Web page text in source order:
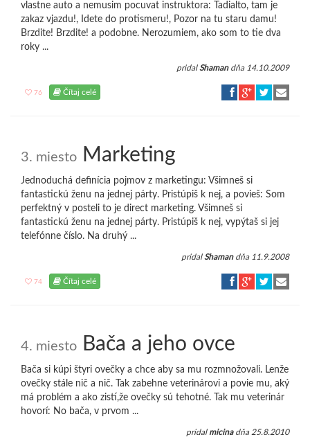
vlastne auto a nemusim pocuvat instruktora: Tadialto, tam je
zakaz vjazdu!, Idete do protismeru!, Pozor na tu staru damu!
Brzdite! Brzdite! a podobne. Nerozumiem, ako som to tie dva
roky ...
pridalShamandňa 14.10.2009
76 Čítaj celé
3. miesto Marketing
Jednoduchá definícia pojmov z marketingu: Všimneš si
fantastickú ženu na jednej párty. Pristúpiš k nej, a povieš: Som
perfektný v posteli to je direct marketing. Všimneš si
fantastickú ženu na jednej párty. Pristúpiš k nej, vypýtaš si jej
telefónne číslo. Na druhý ...
pridalShamandňa 11.9.2008
74 Čítaj celé
4. miesto Bača a jeho ovce
Bača si kúpi štyri ovečky a chce aby sa mu rozmnožovali. Lenže
ovečky stále nič a nič. Tak zabehne veterinárovi a povie mu, aký
má problém a ako zistí,že ovečky sú tehotné. Tak mu veterinár
hovorí: No bača, v prvom ...
pridal micinadňa 25.8.2010